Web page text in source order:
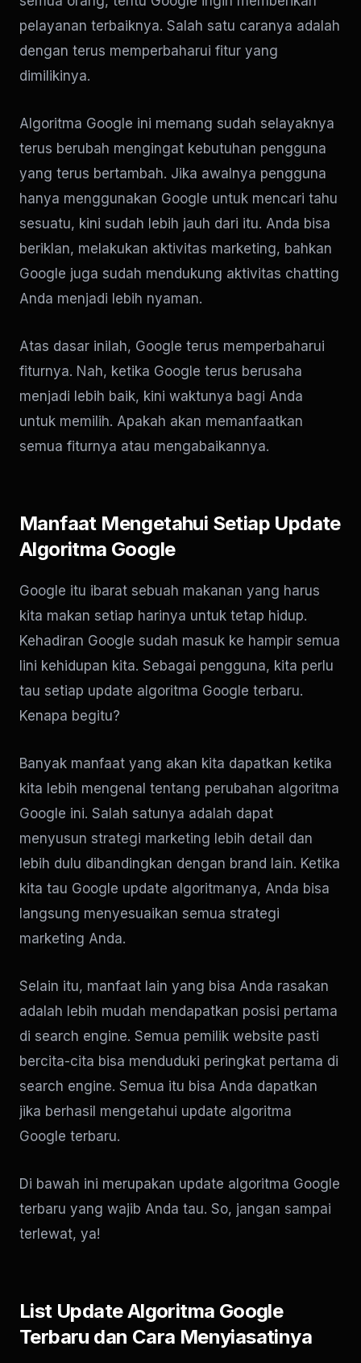
pelayanan terbaiknya. Salah satu caranya adalah
dengan terus memperbaharui fitur yang
dimilikinya.
Algoritma Google ini memang sudah selayaknya
terus berubah mengingat kebutuhan pengguna
yang terus bertambah. Jika awalnya pengguna
hanya menggunakan Google untuk mencari tahu
sesuatu, kini sudah lebih jauh dari itu. Anda bisa
beriklan, melakukan aktivitas marketing, bahkan
Google juga sudah mendukung aktivitas chatting
Anda menjadi lebih nyaman.
Atas dasar inilah, Google terus memperbaharui
fiturnya. Nah, ketika Google terus berusaha
menjadi lebih baik, kini waktunya bagi Anda
untuk memilih. Apakah akan memanfaatkan
semua fiturnya atau mengabaikannya.
Manfaat Mengetahui Setiap Update
Algoritma Google
Google itu ibarat sebuah makanan yang harus
kita makan setiap harinya untuk tetap hidup.
Kehadiran Google sudah masuk ke hampir semua
lini kehidupan kita. Sebagai pengguna, kita perlu
tau setiap update algoritma Google terbaru.
Kenapa begitu?
Banyak manfaat yang akan kita dapatkan ketika
kita lebih mengenal tentang perubahan algoritma
Google ini. Salah satunya adalah dapat
menyusun strategi marketing lebih detail dan
lebih dulu dibandingkan dengan brand lain. Ketika
kita tau Google update algoritmanya, Anda bisa
langsung menyesuaikan semua strategi
marketing Anda.
Selain itu, manfaat lain yang bisa Anda rasakan
adalah lebih mudah mendapatkan posisi pertama
di search engine. Semua pemilik website pasti
bercita-cita bisa menduduki peringkat pertama di
search engine. Semua itu bisa Anda dapatkan
jika berhasil mengetahui update algoritma
Google terbaru.
Di bawah ini merupakan update algoritma Google
terbaru yang wajib Anda tau. So, jangan sampai
terlewat, ya!
List Update Algoritma Google
Terbaru dan Cara Menyiasatinya